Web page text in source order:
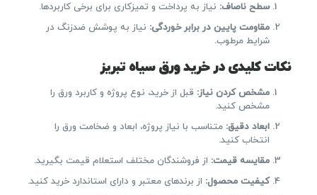
سطح ناصاف: نیاز به پرداخت و تمیزکاری برای برخی کاربردها.
مقاومت پایین در برابر خوردگی: نیاز به پوشش ضدزنگ در
شرایط مرطوب.
نکات کلیدی در خرید ورق سیاه تبریز
مشخص کردن نیاز: قبل از خرید، نوع پروژه و کاربرد ورق را
مشخص کنید.
ابعاد دقیق: متناسب با نیاز پروژه، ابعاد و ضخامت ورق را
انتخاب کنید.
مقایسه قیمت: از فروشندگان مختلف استعلام قیمت بگیرید.
کیفیت محصول: از برندهای معتبر و دارای استاندارد خرید کنید.